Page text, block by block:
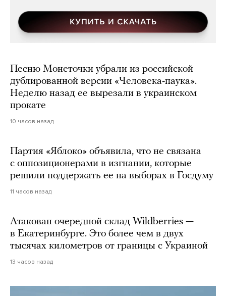
Песню Монеточки убрали из российской
дублированной версии «Человека-паука».
Неделю назад ее вырезали в украинском
прокате
10 часов назад
Партия «Яблоко» объявила, что не связана
с оппозиционерами в изгнании, которые
решили поддержать ее на выборах в Госдуму
11 часов назад
Атакован очередной склад Wildberries —
в Екатеринбурге. Это более чем в двух
тысячах километров от границы с Украиной
13 часов назад